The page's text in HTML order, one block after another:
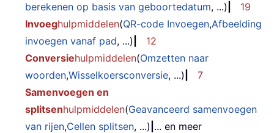
berekenen op basis van geboortedatum, ...)
19
Invoeghulpmiddelen(QR-code Invoegen,Afbeelding
invoegen vanaf pad, ...)
12
Conversiehulpmiddelen(Omzetten naar
woorden,Wisselkoersconversie, ...)
7
Samenvoegen en
splitsenhulpmiddelen(Geavanceerd samenvoegen
van rijen,Cellen splitsen, ...) ... en meer